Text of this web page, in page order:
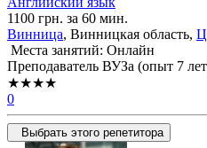
1100 грн. за 60 мин.
Винница, Винницкая область,
Места занятий: Онлайн
Преподаватель ВУЗа (опыт 7
★★★★
0
Выбрать этого репетитора